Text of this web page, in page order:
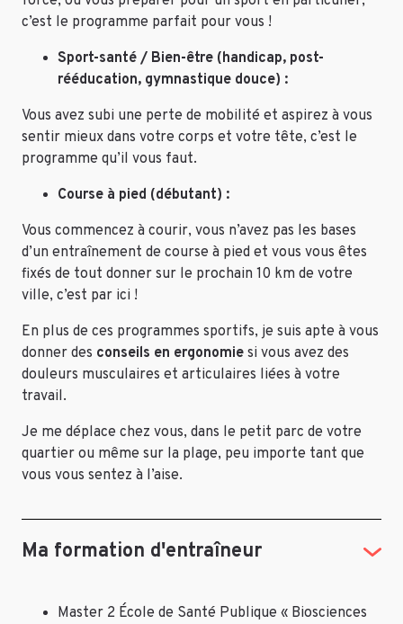
c’est le programme parfait pour vous !
Sport-santé / Bien-être (handicap, post-
rééducation, gymnastique douce) :
Vous avez subi une perte de mobilité et aspirez à vous
sentir mieux dans votre corps et votre tête, c’est le
programme qu’il vous faut.
Course à pied (débutant) :
Vous commencez à courir, vous n’avez pas les bases
d’un entraînement de course à pied et vous vous êtes
fixés de tout donner sur le prochain 10 km de votre
ville, c’est par ici !
En plus de ces programmes sportifs, je suis apte à vous
donner des conseils en ergonomie si vous avez des
douleurs musculaires et articulaires liées à votre
travail.
Je me déplace chez vous, dans le petit parc de votre
quartier ou même sur la plage, peu importe tant que
vous vous sentez à l’aise.
Ma formation d'entraîneur
Master 2 École de Santé Publique « Biosciences